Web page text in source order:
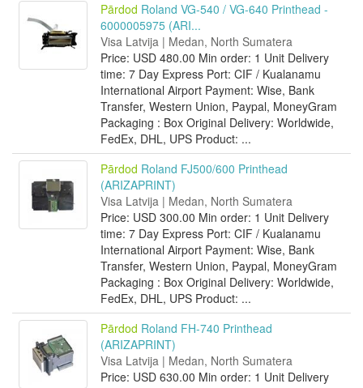
Pārdod Roland VG-540 / VG-640 Printhead -
6000005975 (ARI...
Visa Latvija | Medan, North Sumatera
Price: USD 480.00 Min order: 1 Unit Delivery
time: 7 Day Express Port: CIF / Kualanamu
International Airport Payment: Wise, Bank
Transfer, Western Union, Paypal, MoneyGram
Packaging : Box Original Delivery: Worldwide,
FedEx, DHL, UPS Product: ...
Pārdod Roland FJ500/600 Printhead
(ARIZAPRINT)
Visa Latvija | Medan, North Sumatera
Price: USD 300.00 Min order: 1 Unit Delivery
time: 7 Day Express Port: CIF / Kualanamu
International Airport Payment: Wise, Bank
Transfer, Western Union, Paypal, MoneyGram
Packaging : Box Original Delivery: Worldwide,
FedEx, DHL, UPS Product: ...
Pārdod Roland FH-740 Printhead
(ARIZAPRINT)
Visa Latvija | Medan, North Sumatera
Price: USD 630.00 Min order: 1 Unit Delivery